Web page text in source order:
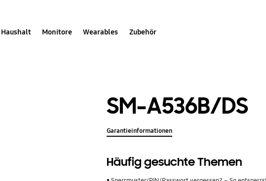
Haushalt Monitore Wearables Zubehör
SM-A536B/DS
Garantieinformationen
Häufig gesuchte Themen